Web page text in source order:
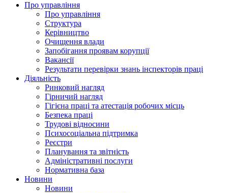
Про управління
Про управління
Структура
Керівництво
Очищення влади
Запобігання проявам корупції
Вакансії
Результати перевірки знань інспекторів праці
Діяльність
Ринковий нагляд
Гірничий нагляд
Гігієна праці та атестація робочих місць
Безпека праці
Трудові відносини
Психосоціальна підтримка
Реєстри
Планування та звітність
Адміністративні послуги
Нормативна база
Новини
Новини